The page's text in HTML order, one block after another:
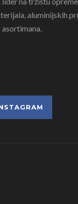
aluminijskih